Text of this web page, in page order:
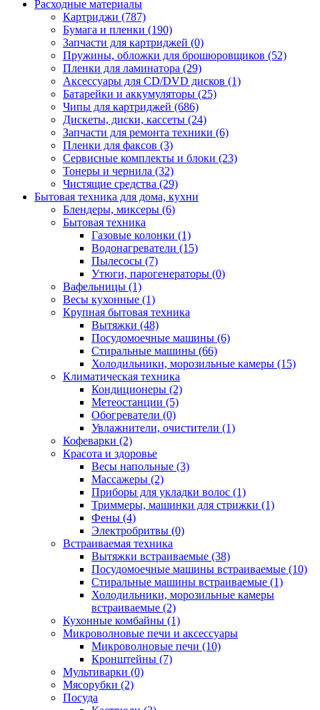
Расходные материалы
Картриджи (787)
Бумага и пленки (190)
Запчасти для картриджей (0)
Пружины, обложки для брошюровщиков (52)
Пленки для ламинатора (29)
Аксессуары для CD/DVD дисков (1)
Батарейки и аккумуляторы (25)
Чипы для картриджей (686)
Дискеты, диски, кассеты (24)
Запчасти для ремонта техники (6)
Пленки для факсов (3)
Сервисные комплекты и блоки (23)
Тонеры и чернила (32)
Чистящие средства (29)
Бытовая техника для дома, кухни
Блендеры, миксеры (6)
Бытовая техника
Газовые колонки (1)
Водонагреватели (15)
Пылесосы (7)
Утюги, парогенераторы (0)
Вафельницы (1)
Весы кухонные (1)
Крупная бытовая техника
Вытяжки (48)
Посудомоечные машины (6)
Стиральные машины (66)
Холодильники, морозильные камеры (15)
Климатическая техника
Кондиционеры (2)
Метеостанции (5)
Обогреватели (0)
Увлажнители, очистители (1)
Кофеварки (2)
Красота и здоровье
Весы напольные (3)
Массажеры (2)
Приборы для укладки волос (1)
Триммеры, машинки для стрижки (1)
Фены (4)
Электробритвы (0)
Встраиваемая техника
Вытяжки встраиваемые (38)
Посудомоечные машины встраиваемые (10)
Стиральные машины встраиваемые (1)
Холодильники, морозильные камеры
встраиваемые (2)
Кухонные комбайны (1)
Микроволновые печи и аксессуары
Микроволновые печи (10)
Кронштейны (7)
Мультиварки (0)
Мясорубки (2)
Посуда